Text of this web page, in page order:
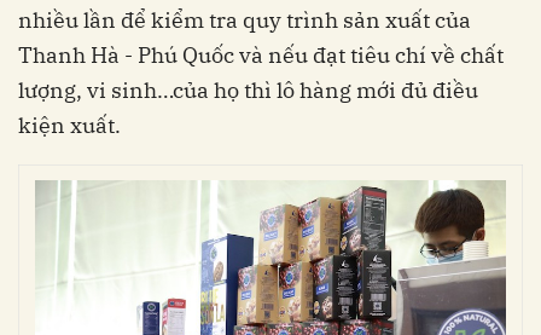
nhiều lần để kiểm tra quy trình sản xuất của
Thanh Hà - Phú Quốc và nếu đạttiêu chí về chất
lượng, vi sinh…của họ thì lô hàng mới đủ điều
kiện xuất.